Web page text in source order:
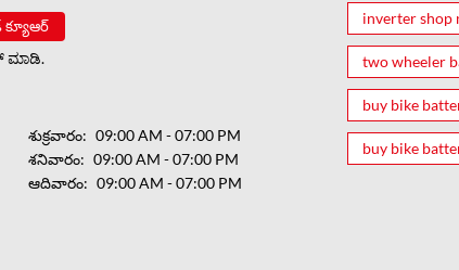
క్యూఆర్
ಮಾಡಿ.
శుక్రవారం
09:00 AM - 07:00 PM
శనివారం
09:00 AM - 07:00 PM
ఆదివారం
09:00 AM - 07:00 PM
inverter shop
two wheeler
buy bike
buy bike